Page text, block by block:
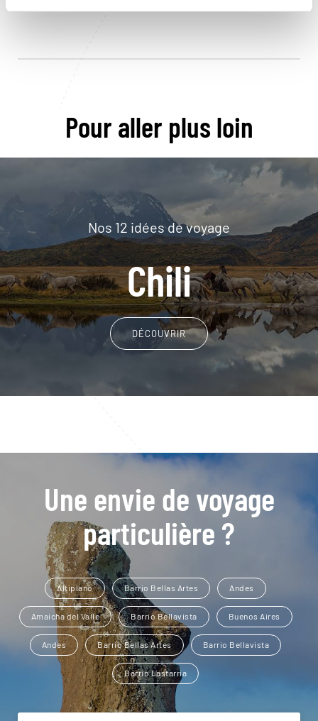
Pour aller plus loin
Nos 12 idées de voyage
Chili
DÉCOUVRIR
Une envie de voyage
particulière ?
Altiplano Barrio Bellas Artes Andes
Amaicha del Valle Barrio Bellavista Buenos Aires
Andes Barrio Bellas Artes Barrio Bellavista
Barrio Lastarria